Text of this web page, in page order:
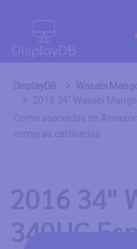
DisplayDB
Wasabi
2016 34" Wasabi
Como asociados de
compras calificadas.
2016 34"
340UC